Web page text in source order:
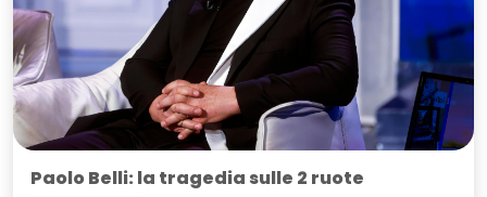
Paolo Belli: la tragedia sulle 2 ruote